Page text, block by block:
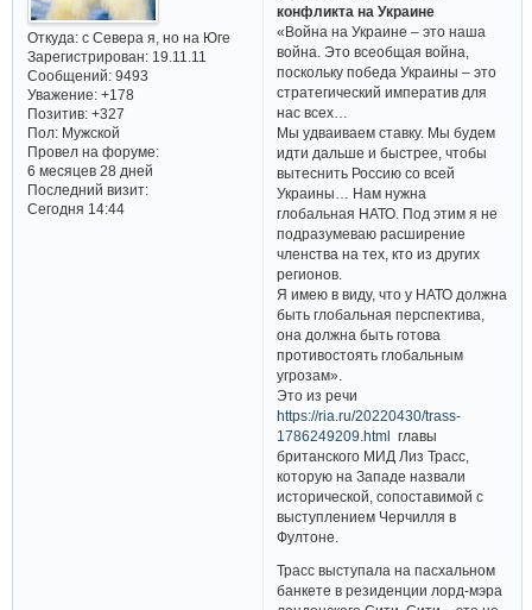
Откуда:с Севера я, но на Юге
Зарегистрирован: 19.11.11
Сообщений:9493
Уважение: +178
Позитив: +327
Пол:Мужской
Провел на форуме:
6 месяцев 28 дней
Последний визит:
Сегодня 14:44
конфликта на Украине
«Война на Украине – это наша
война. Это всеобщая война,
поскольку победа Украины – это
стратегический императив для
нас всех…
Мы удваиваем ставку. Мы будем
идти дальше и быстрее, чтобы
вытеснить Россию со всей
Украины… Нам нужна
глобальная НАТО. Под этим я не
подразумеваю расширение
членства на тех, кто из других
регионов.
Я имею в виду, что у НАТО должна
быть глобальная перспектива,
она должна быть готова
противостоять глобальным
угрозам».
Это из речи
https://ria.ru/20220430/trass-
1786249209.html главы
британского МИД Лиз Трасс,
которую на Западе назвали
исторической, сопоставимой с
выступлением Черчилля в
Фултоне.
Трасс выступала на пасхальном
банкете в резиденции лорд-мэра